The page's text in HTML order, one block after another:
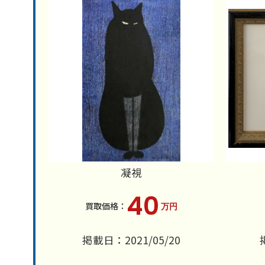
凝視
40 万円
掲載日：2021/05/20